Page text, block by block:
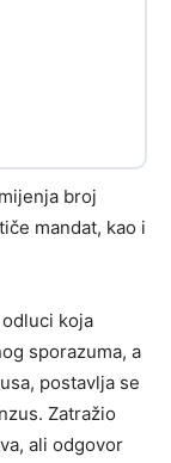
broj
mandat, kao i
koja
sporazuma, a
postavlja se
Zatražio
ali odgovor